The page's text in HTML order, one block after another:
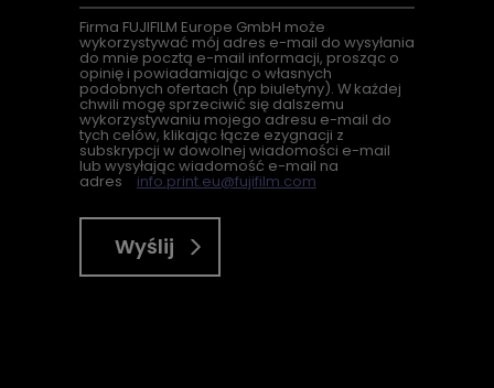
Firma FUJIFILM Europe GmbH może
wykorzystywać mój adres e-mail do wysyłania
do mnie pocztą e-mail informacji, prosząc o
opinię i powiadamiając o własnych
podobnych ofertach (np biuletyny). W każdej
chwili mogę sprzeciwić się dalszemu
wykorzystywaniu mojego adresu e-mail do
tych celów, klikając łącze ezygnacji z
subskrypcji w dowolnej wiadomości e-mail
lub wysyłając wiadomość e-mail na
adres info.print.eu@fujifilm.com
Wyślij